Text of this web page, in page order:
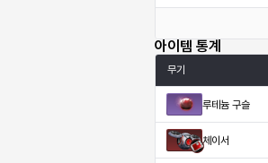
아이템 통계
무기
루테늄 구슬
체이서